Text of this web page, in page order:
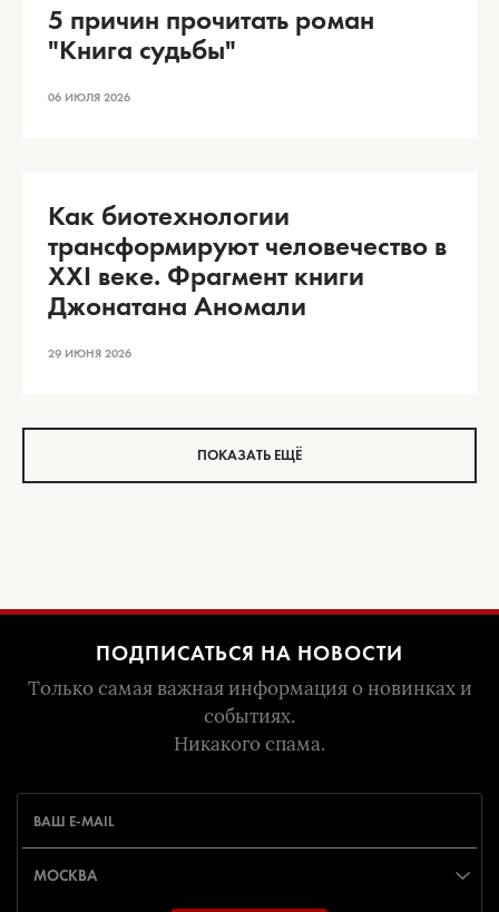
5 причин прочитать роман
"Книга судьбы"
06 ИЮЛЯ 2026
Как биотехнологии
трансформируют человечество в
XXI веке. Фрагмент книги
Джонатана Аномали
29 ИЮНЯ 2026
ПОКАЗАТЬ ЕЩЁ
ПОДПИСАТЬСЯ НА НОВОСТИ
Только самая важная информация о новинках и
событиях.
Никакого спама.